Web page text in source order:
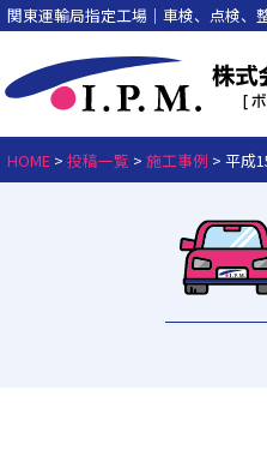
関東運輸局指定工場｜車検、点検、
HOME >投稿一覧 >施工事例 >平成